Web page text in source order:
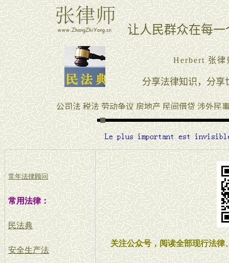
常年法律顾问
常用法律：
民法典
安全生产法
关注公众号，阅读全部现行法律